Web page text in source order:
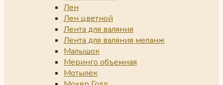
Лен
Лен цветной
Лента для валяния
Лента для валяния меланж
Малышок
Меринго объемная
Мотылёк